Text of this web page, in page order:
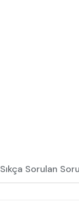
Sıkça Sorulan